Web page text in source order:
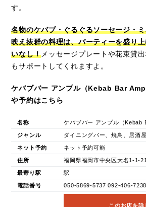
す。
名物のケバブ・ぐるぐるソーセージ・
映え抜群の料理は、パーティーを盛り
いなし！ メッセージプレートや花束貸
もサポートしてくれますよ。
ケバブバー アンプル（Kebab Bar
や予約はこちら
名称 ケバブバー アンプル（Kebab
ジャンル ダイニングバー、焼鳥、居酒屋
ネット予約 ネット予約可能
住所 福岡県福岡市中央区大名1-1-21
最寄り駅 駅
電話番号 050-5869-5737 092-406-7238
このお店を詳